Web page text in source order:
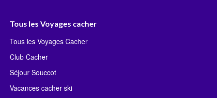
Tous les Voyages cacher
Tous les Voyages Cacher
Club Cacher
Séjour Souccot
Vacances cacher ski